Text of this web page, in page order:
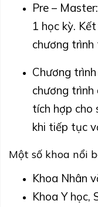
Pre –
1 học kỳ.
chương trình
Chương
chương
tích hợp cho
khi tiếp tục
Một số khoa nổi
Khoa Nhân
Khoa Y học,